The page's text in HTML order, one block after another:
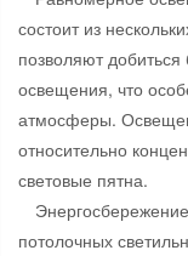
состоит из
позволяют
освещения, что
атмосферы.
относительно
световые пятна.
потолочных